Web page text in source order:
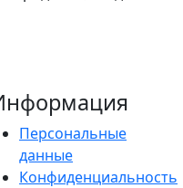
Персональные
данные
Конфиденциальность